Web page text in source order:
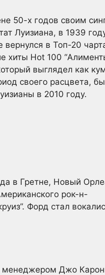
50-х годов своим
Луизиана, в 1939
в Топ-20
хиты Hot 100
выглядел как
своего расцвета,
в 2010 году.
в Гретне, Новый
рок-н-
Форд стал
менеджером Джо